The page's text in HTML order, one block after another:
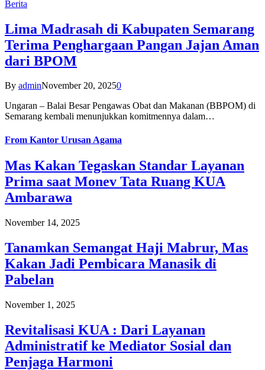
Berita
Lima Madrasah di Kabupaten Semarang
Terima Penghargaan Pangan Jajan Aman
dari BPOM
By adminNovember 20, 20250
Ungaran – Balai Besar Pengawas Obat dan Makanan (BBPOM) di
Semarang kembali menunjukkan komitmennya dalam…
From Kantor Urusan Agama
Mas Kakan Tegaskan Standar Layanan
Prima saat Monev Tata Ruang KUA
Ambarawa
November 14, 2025
Tanamkan Semangat Haji Mabrur, Mas
Kakan Jadi Pembicara Manasik di
Pabelan
November 1, 2025
Revitalisasi KUA : Dari Layanan
Administratif ke Mediator Sosial dan
Penjaga Harmoni